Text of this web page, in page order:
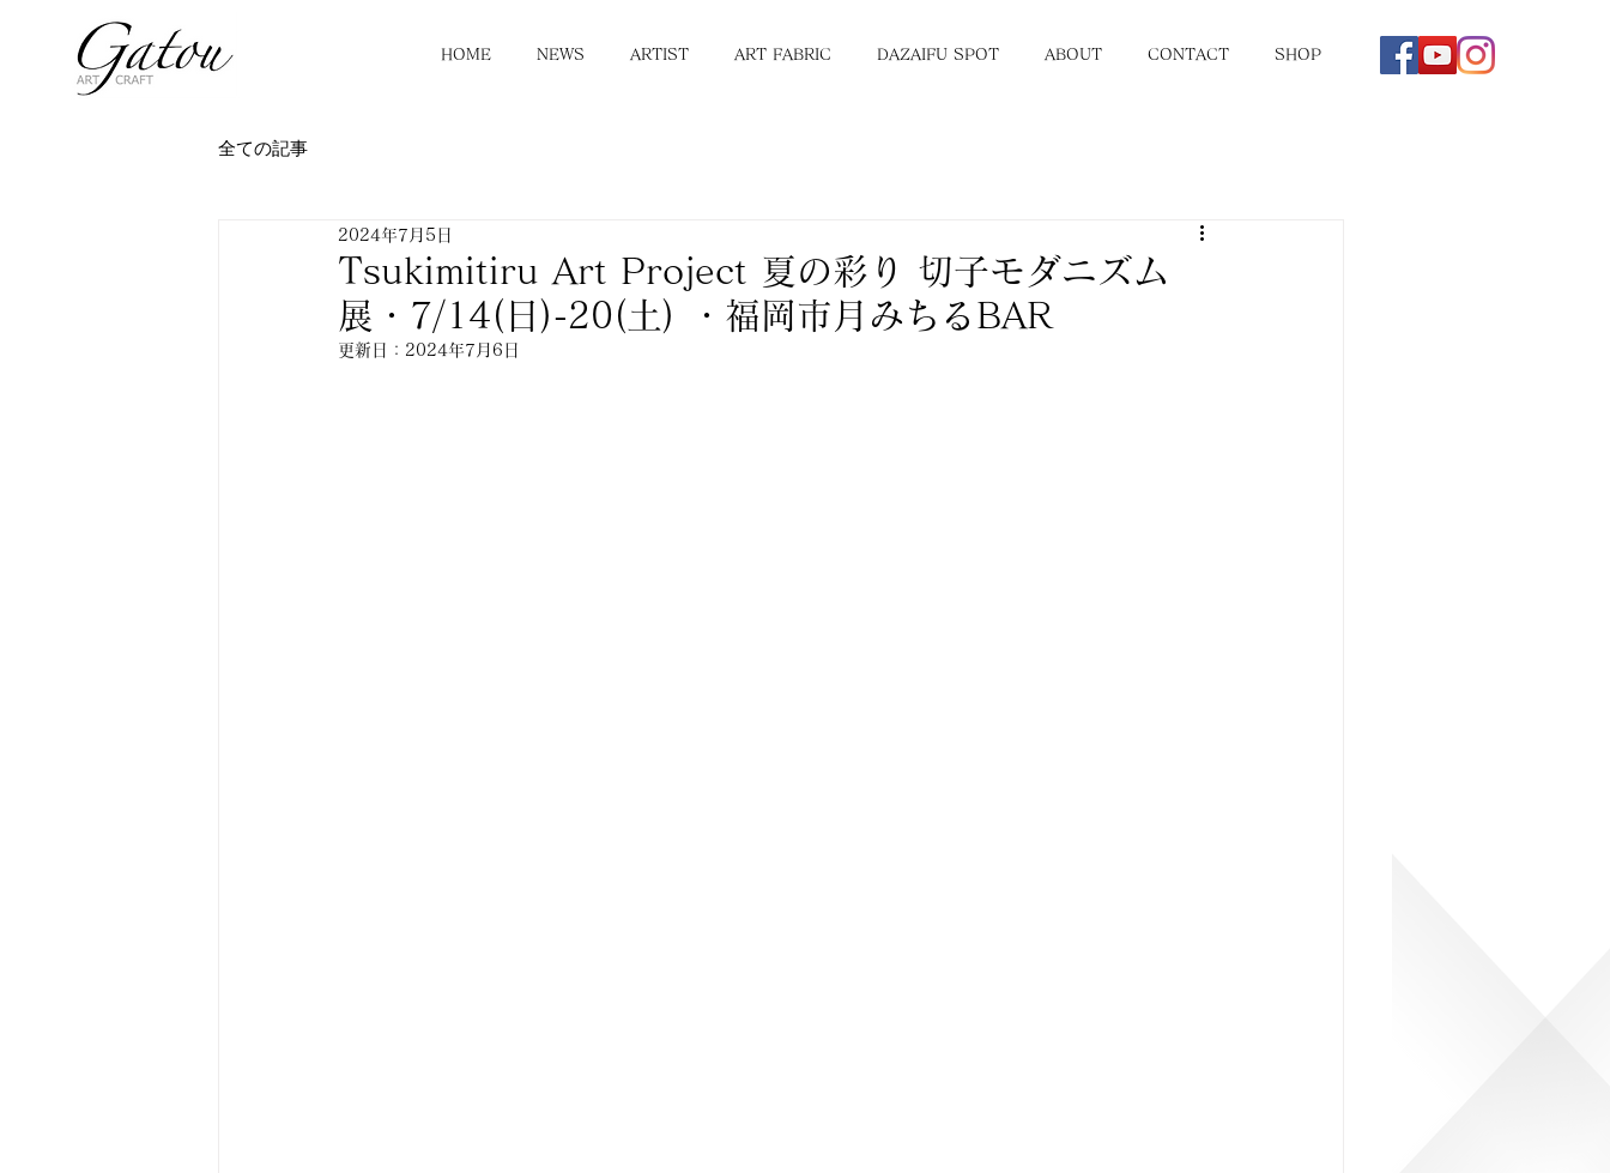
HOME NEWS ARTIST ART FABRIC DAZAIFU SPOT ABOUT CONTACT SHOP
全ての記事
Tsukimitiru Art Project 夏の彩り 切子モダニズム
展・7/14(日)-20(土) ・福岡市月みちるBAR
2024年7月5日
更新日： 2024年7月6日